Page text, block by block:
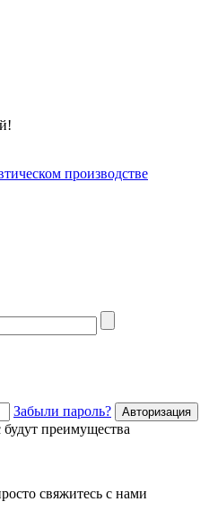
Забыли пароль?
преимущества
свяжитесь с нами